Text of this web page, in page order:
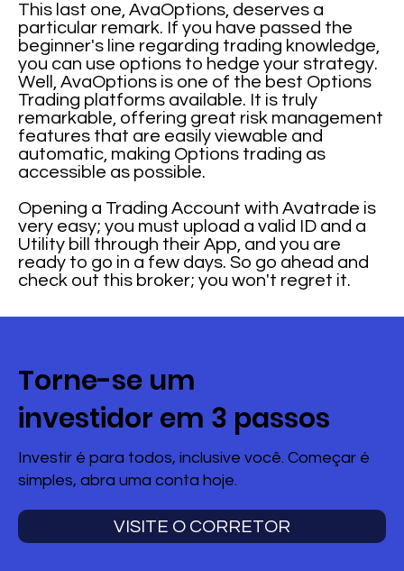
This last one, AvaOptions, deserves a
particular remark. If you have passed the
beginner's line regarding trading knowledge,
you can use options to hedge your strategy.
Well, AvaOptions is one of the best Options
Trading platforms available. It is truly
remarkable, offering great risk management
features that are easily viewable and
automatic, making Options trading as
accessible as possible.
Opening a Trading Account with Avatrade is
very easy; you must upload a valid ID and a
Utility bill through their App, and you are
ready to go in a few days. So go ahead and
check out this broker; you won't regret it.
Torne-se um
investidor em 3 passos
Investir é para todos, inclusive você. Começar é
simples, abra uma conta hoje.
VISITE O CORRETOR